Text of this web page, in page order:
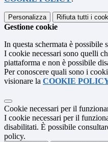
Personalizza Rifiuta tutti i
Gestione cookie
In questa schermata è possibile
I cookie necessari sono quelli
piattaforma e non è possibile
Per conoscere quali sono i
visionare la COOKIE
Cookie necessari per il
I cookie necessari per il
disabilitati. È possibile
policy.